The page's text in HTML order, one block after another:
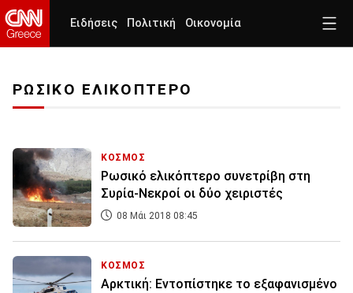
Ειδήσεις Πολιτική Οικονομία
ΡΩΣΙΚΟ ΕΛΙΚΟΠΤΕΡΟ
ΚΟΣΜΟΣ
Ρωσικό ελικόπτερο συνετρίβη στη
Συρία-Νεκροί οι δύο χειριστές
08 Μάι 2018 08:45
ΚΟΣΜΟΣ
Αρκτική: Εντοπίστηκε το εξαφανισμένο